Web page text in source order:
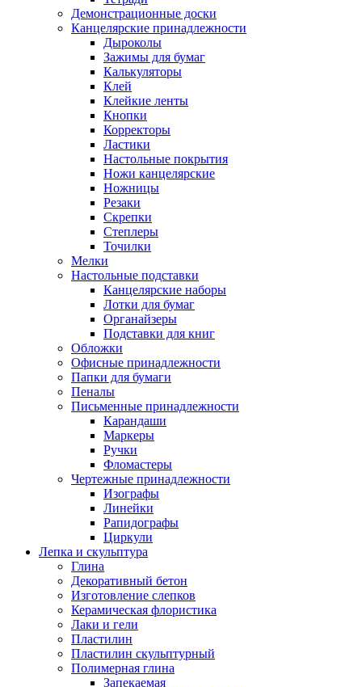
Демонстрационные доски
Канцелярские принадлежности
Дыроколы
Зажимы для бумаг
Калькуляторы
Клей
Клейкие ленты
Кнопки
Корректоры
Ластики
Настольные покрытия
Ножи канцелярские
Ножницы
Резаки
Скрепки
Степлеры
Точилки
Мелки
Настольные подставки
Канцелярские наборы
Лотки для бумаг
Органайзеры
Подставки для книг
Обложки
Офисные принадлежности
Папки для бумаги
Пеналы
Письменные принадлежности
Карандаши
Маркеры
Ручки
Фломастеры
Чертежные принадлежности
Изографы
Линейки
Рапидографы
Циркули
Лепка и скульптура
Глина
Декоративный бетон
Изготовление слепков
Керамическая флористика
Лаки и гели
Пластилин
Пластилин скульптурный
Полимерная глина
Запекаемая